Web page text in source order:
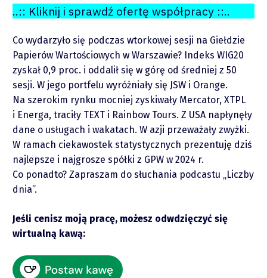
O mnie
Zastrzeżenie
Współpraca
Wsparcie
..:: Kliknij i sprawdź ofertę współpracy ::..
Co wydarzyło się podczas wtorkowej sesji na Giełdzie
Papierów Wartościowych w Warszawie? Indeks WIG20
zyskał 0,9 proc. i oddalił się w górę od średniej z 50
sesji. W jego portfelu wyróżniały się JSW i Orange.
Na szerokim rynku mocniej zyskiwały Mercator, XTPL
i Energa, traciły TEXT i Rainbow Tours. Z USA napłynęły
dane o usługach i wakatach. W azji przeważały zwyżki.
W ramach ciekawostek statystycznych prezentuję dziś
najlepsze i najgrosze spółki z GPW w 2024 r.
Co ponadto? Zapraszam do słuchania podcastu „Liczby
dnia”.
Jeśli cenisz moją pracę, możesz odwdzięczyć się
wirtualną kawą: